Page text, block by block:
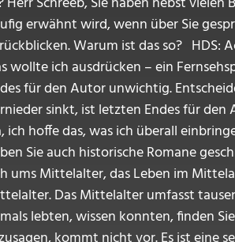
erwähnt wird, wenn über Sie
Warum ist das so? HDS:
wollte ich ausdrücken – ein
für den Autor unwichtig.
sinkt, ist letzten Endes für
ich hoffe das, was ich überall
Sie auch historische Romane
ums Mittelalter, das Leben im
Das Mittelalter umfasst
lebten, wissen konnten, finden